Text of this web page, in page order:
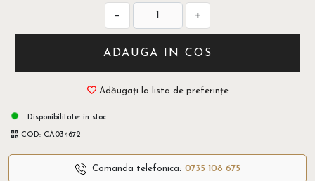
− +
ADAUGA IN COS
Adăugați la lista de preferințe
Disponibilitate: in stoc
COD: CA034672
Comanda telefonica: 0735 108 675